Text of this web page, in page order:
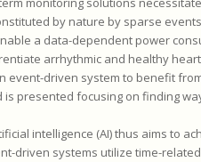
by nature by sparse
a data-dependent power
arrhythmic and healthy
driven system to benefit
presented focusing on finding
intelligence (AI) thus aims to
driven systems utilize time-